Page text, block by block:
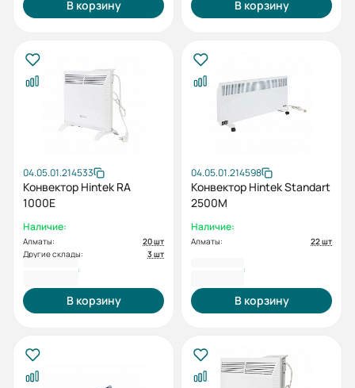
В корзину В корзину
04.05.01.214533
Конвектор Hintek RA
1000E
Наличие:
Алматы:
20 шт
Другие склады:
3 шт
В корзину
04.05.01.214598
Конвектор Hintek Standart
2500M
Наличие:
Алматы: 22 шт
В корзину